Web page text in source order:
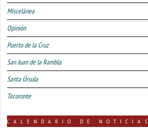
Miscelánea
Opinión
Puerto de la Cruz
San Juan de la Rambla
Santa Úrsula
Tacoronte
CALENDARIO DE NOTICIAS